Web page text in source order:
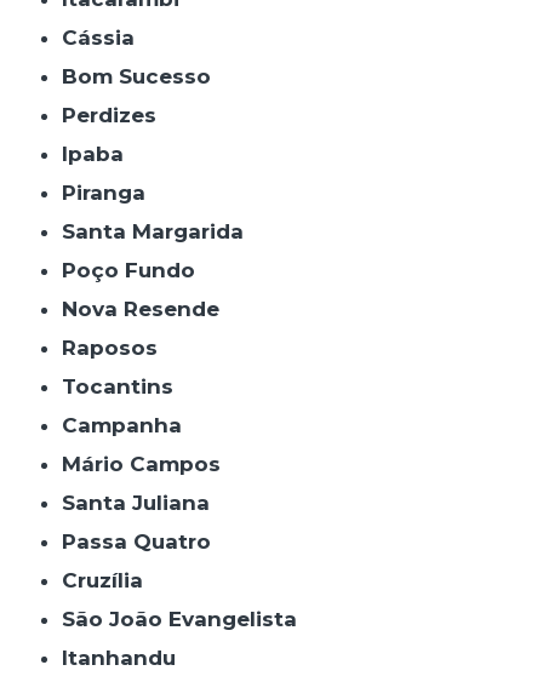
Cássia
Bom Sucesso
Perdizes
Ipaba
Piranga
Santa Margarida
Poço Fundo
Nova Resende
Raposos
Tocantins
Campanha
Mário Campos
Santa Juliana
Passa Quatro
Cruzília
São João Evangelista
Itanhandu